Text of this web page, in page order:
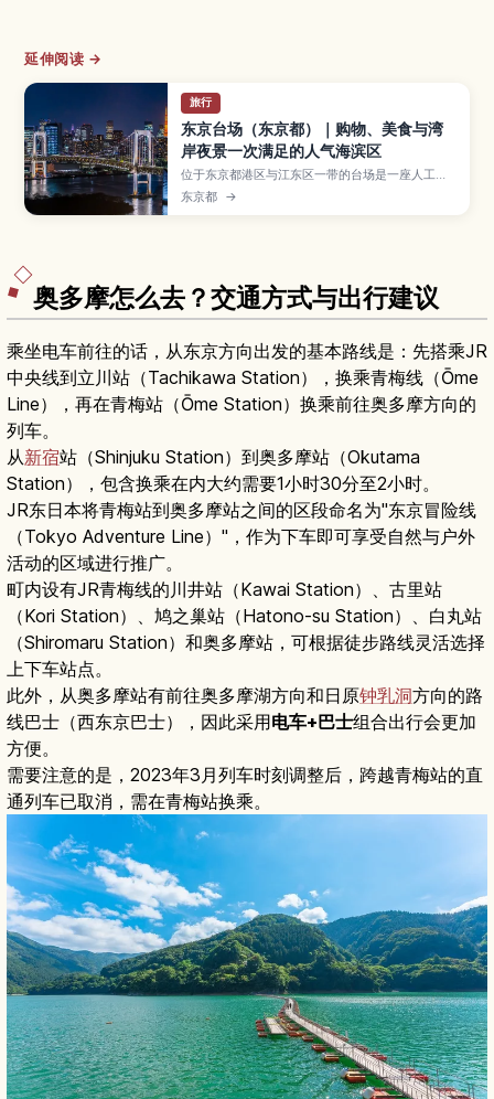
延伸阅读 →
旅行
东京台场（东京都）｜购物、美食与湾
岸夜景一次满足的人气海滨区
位于东京都港区与江东区一带的台场是一座人工
岛，集购物中心、美食、娱乐设施与东京湾夜景于
一身的人气海滨景点。本文将介绍彩虹大桥夜景、
东京都 →
奥多摩怎么去？交通方式与出行建议
乘坐电车前往的话，从东京方向出发的基本路线是：先搭乘JR
中央线到立川站（Tachikawa Station），换乘青梅线（Ōme
Line），再在青梅站（Ōme Station）换乘前往奥多摩方向的
列车。
从新宿站（Shinjuku Station）到奥多摩站（Okutama
Station），包含换乘在内大约需要1小时30分至2小时。
JR东日本将青梅站到奥多摩站之间的区段命名为"东京冒险线
（Tokyo Adventure Line）"，作为下车即可享受自然与户外
活动的区域进行推广。
町内设有JR青梅线的川井站（Kawai Station）、古里站
（Kori Station）、鸠之巢站（Hatono-su Station）、白丸站
（Shiromaru Station）和奥多摩站，可根据徒步路线灵活选择
上下车站点。
此外，从奥多摩站有前往奥多摩湖方向和日原钟乳洞方向的路
线巴士（西东京巴士），因此采用电车+巴士组合出行会更加
方便。
需要注意的是，2023年3月列车时刻调整后，跨越青梅站的直
通列车已取消，需在青梅站换乘。